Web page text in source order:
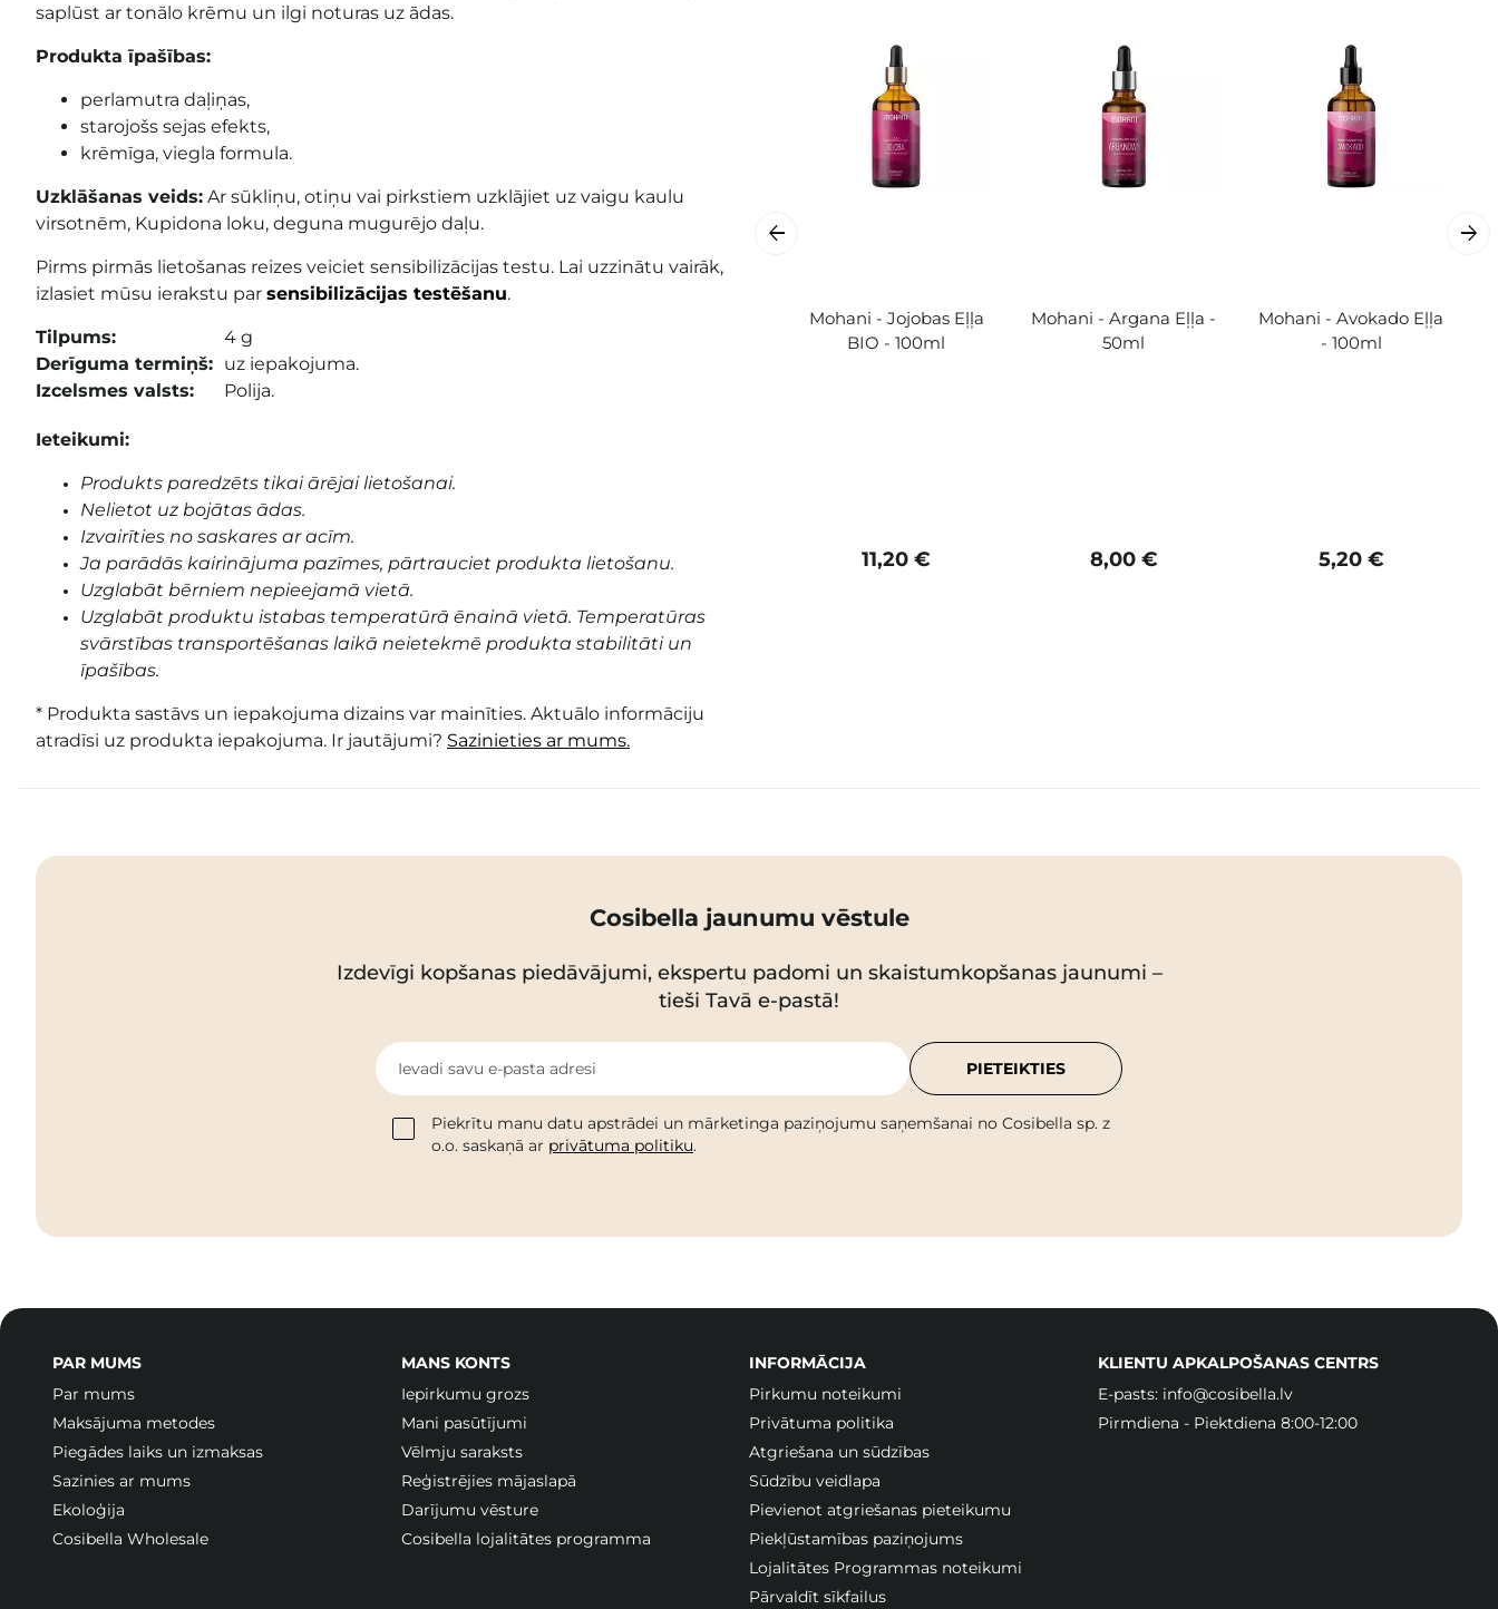
saplūst ar tonālo krēmu un ilgi noturas uz ādas.
Produkta īpašības:
perlamutra daļiņas,
starojošs sejas efekts,
krēmīga, viegla formula.
Uzklāšanas veids: Ar sūkliņu, otiņu vai pirkstiem uzklājiet uz vaigu kaulu
virsotnēm, Kupidona loku, deguna mugurējo daļu.
Pirms pirmās lietošanas reizes veiciet sensibilizācijas testu. Lai uzzinātu vairāk,
izlasiet mūsu ierakstu par sensibilizācijas testēšanu.
Tilpums:
4 g
Derīguma termiņš: uz iepakojuma.
Izcelsmes valsts:
Polija.
Ieteikumi:
Produkts paredzēts tikai ārējai lietošanai.
Nelietot uz bojātas ādas.
Izvairīties no saskares ar acīm.
Ja parādās kairinājuma pazīmes, pārtrauciet produkta lietošanu.
Uzglabāt bērniem nepieejamā vietā.
Uzglabāt produktu istabas temperatūrā ēnainā vietā. Temperatūras
svārstības transportēšanas laikā neietekmē produkta stabilitāti un
īpašības.
* Produkta sastāvs un iepakojuma dizains var mainīties. Aktuālo informāciju
atradīsi uz produkta iepakojuma. Ir jautājumi? Sazinieties ar mums.
Mohani - Jojobas Eļļa
BIO - 100ml
11,20 €
Mohani - Argana Eļļa -
50ml
8,00 €
Mohani - Avokado Eļļa
- 100ml
5,20 €
Cosibella jaunumu vēstule
Izdevīgi kopšanas piedāvājumi, ekspertu padomi un skaistumkopšanas jaunumi –
tieši Tavā e-pastā!
Ievadi savu e-pasta adresi
Piekrītu manu datu apstrādei un mārketinga paziņojumu saņemšanai no Cosibella sp. z
o.o. saskaņā ar privātuma politiku.
PIETEIKTIES
PAR MUMS
Par mums
Maksājuma metodes
Piegādes laiks un izmaksas
Sazinies ar mums
Ekoloģija
Cosibella Wholesale
MANS KONTS
Iepirkumu grozs
Mani pasūtījumi
Vēlmju saraksts
Reģistrējies mājaslapā
Darījumu vēsture
Cosibella lojalitātes programma
INFORMĀCIJA
Pirkumu noteikumi
Privātuma politika
Atgriešana un sūdzības
Sūdzību veidlapa
Pievienot atgriešanas pieteikumu
Piekļūstamības paziņojums
Lojalitātes Programmas noteikumi
Pārvaldīt sīkfailus
KLIENTU APKALPOŠANAS CENTRS
E-pasts: info@cosibella.lv
Pirmdiena - Piektdiena 8:00-12:00